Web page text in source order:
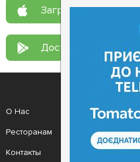
Загрузите в App
Доступно в Google
О Нас
Ресторанам
Контакты